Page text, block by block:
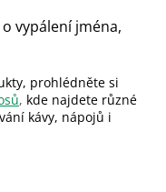
vypálení jména,
prohlédněte si
, kde najdete různé
kávy, nápojů i